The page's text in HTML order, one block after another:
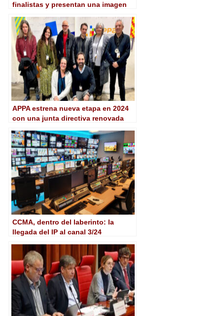
finalistas y presentan una imagen
tú”
APPA estrena nueva etapa en 2024
con una junta directiva renovada
CCMA, dentro del laberinto: la
llegada del IP al canal 3/24